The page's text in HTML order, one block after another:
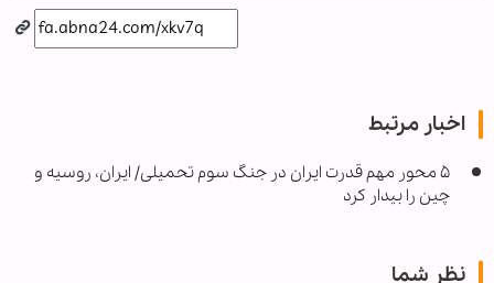
اخبار مرتبط
۵ محور مهم قدرت ایران در جنگ سوم تحمیلی/ ایران، روسیه و
چین را بیدار کرد
نظر شما